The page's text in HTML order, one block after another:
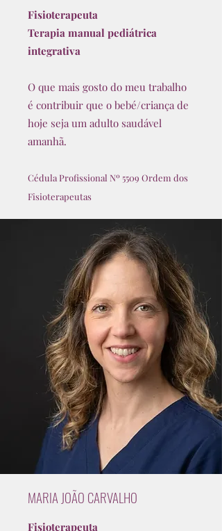
Fisioterapeuta
Terapia manual pediátrica
integrativa
O que mais gosto do meu trabalho
é contribuir que o bebé/criança de
hoje seja um adulto saudável
amanhã.
Cédula Profissional Nº 5509 Ordem dos
Fisioterapeutas
MARIA JOÃO CARVALHO
Fisioterapeuta